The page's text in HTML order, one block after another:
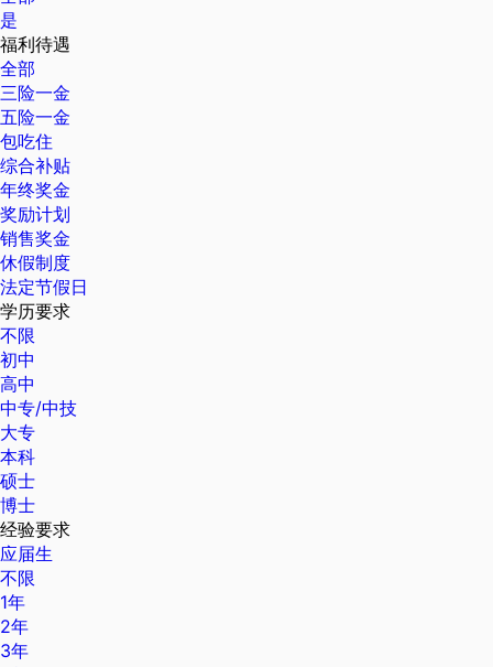
是
福利待遇
全部
三险一金
五险一金
包吃住
综合补贴
年终奖金
奖励计划
销售奖金
休假制度
法定节假日
学历要求
不限
初中
高中
中专/中技
大专
本科
硕士
博士
经验要求
应届生
不限
1年
2年
3年